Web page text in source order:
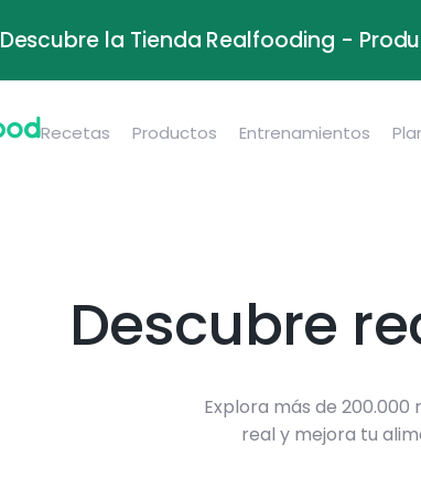
Descubre la Tienda Realfooding -
Recetas Productos Entrenamientos
Descubre
Explora más de
real y mejora tu